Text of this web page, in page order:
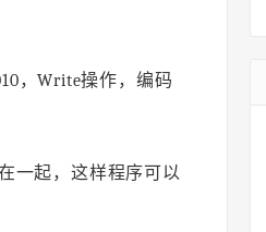
，Write操作，编码
一起，这样程序可以